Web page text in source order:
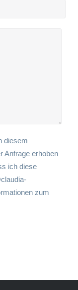
diesem
Anfrage erhoben
ich diese
zum